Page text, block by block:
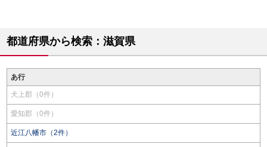
都道府県から検索：滋賀県
あ行
犬上郡（0件）
愛知郡（0件）
近江八幡市（2件）